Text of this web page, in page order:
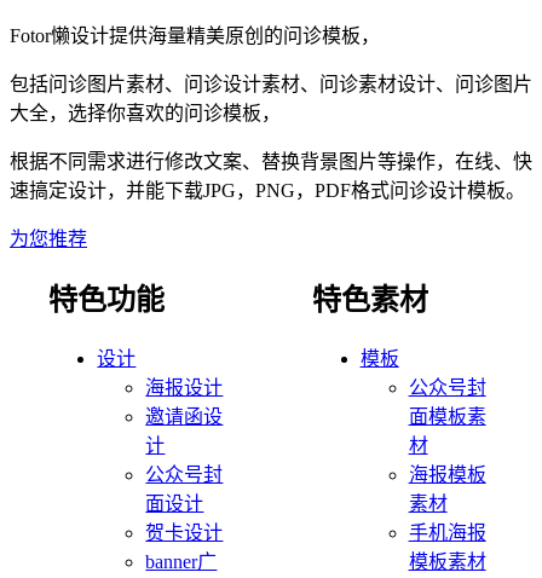
Fotor懒设计提供海量精美原创的问诊模板，
包括问诊图片素材、 问诊设计素材、 问诊素材设计、 问诊图片
大全，选择你喜欢的问诊模板，
根据不同需求进行修改文案、替换背景图片等操作，在线、快
速搞定设计，并能下载JPG，PNG，PDF格式问诊设计模板。
为您推荐
特色功能
设计
海报设计
邀请函设
计
公众号封
面设计
贺卡设计
banner广
特色素材
模板
公众号封
面模板素
材
海报模板
素材
手机海报
模板素材